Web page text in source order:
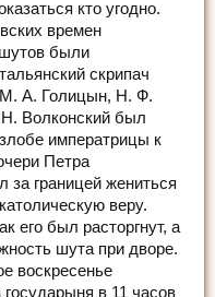
кто угодно.
времен
были
скрипач
М. А. Голицын, Н. Ф.
Волконский был
императрицы к
Петра
границей жениться
веру.
его был расторгнут, а
шута при дворе.
воскресенье
в 11 часов